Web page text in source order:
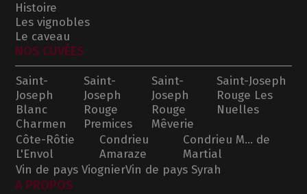
Histoire
Les vignobles
Le caveau
NOS CUVÉES
Saint-
Joseph
Blanc
Charmen
Saint-
Joseph
Rouge
Premices
Saint-
Joseph
Rouge
Mêverie
Saint-Joseph
Rouge Les
Nuelles
Côte-Rôtie
L'Envol
Condrieu
Amaraze
Condrieu M... de
Martial
Vin de pays ViognierVin de pays Syrah
A PROPOS